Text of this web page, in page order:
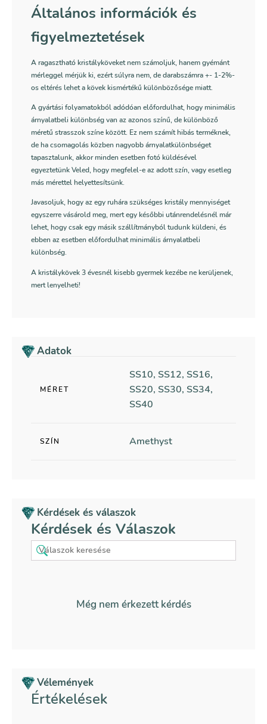
Általános információk és
figyelmeztetések
A ragasztható kristályköveket nem számoljuk, hanem gyémánt
mérleggel mérjük ki, ezért súlyra nem, de darabszámra +- 1-2%-
os eltérés lehet a kövek kismértékű különbözősége miatt.
A gyártási folyamatokból adódóan előfordulhat, hogy minimális
árnyalatbeli különbség van az azonos színű, de különböző
méretű strasszok színe között. Ez nem számít hibás terméknek,
de ha csomagolás közben nagyobb árnyalatkülönbséget
tapasztalunk, akkor minden esetben fotó küldésével
egyeztetünk Veled, hogy megfelel-e az adott szín, vagy esetleg
más mérettel helyettesítsünk.
Javasoljuk, hogy az egy ruhára szükséges kristály mennyiséget
egyszerre vásárold meg, mert egy későbbi utánrendelésnél már
lehet, hogy csak egy másik szállítmányból tudunk küldeni, és
ebben az esetben előfordulhat minimális árnyalatbeli
különbség.
A kristálykövek 3 évesnél kisebb gyermek kezébe ne kerüljenek,
mert lenyelheti!
Adatok
MÉRET
SS10, SS12, SS16,
SS20, SS30, SS34,
SS40
SZÍN Amethyst
Kérdések és válaszok
Kérdések és Válaszok
Még nem érkezett kérdés
Vélemények
Értékelések